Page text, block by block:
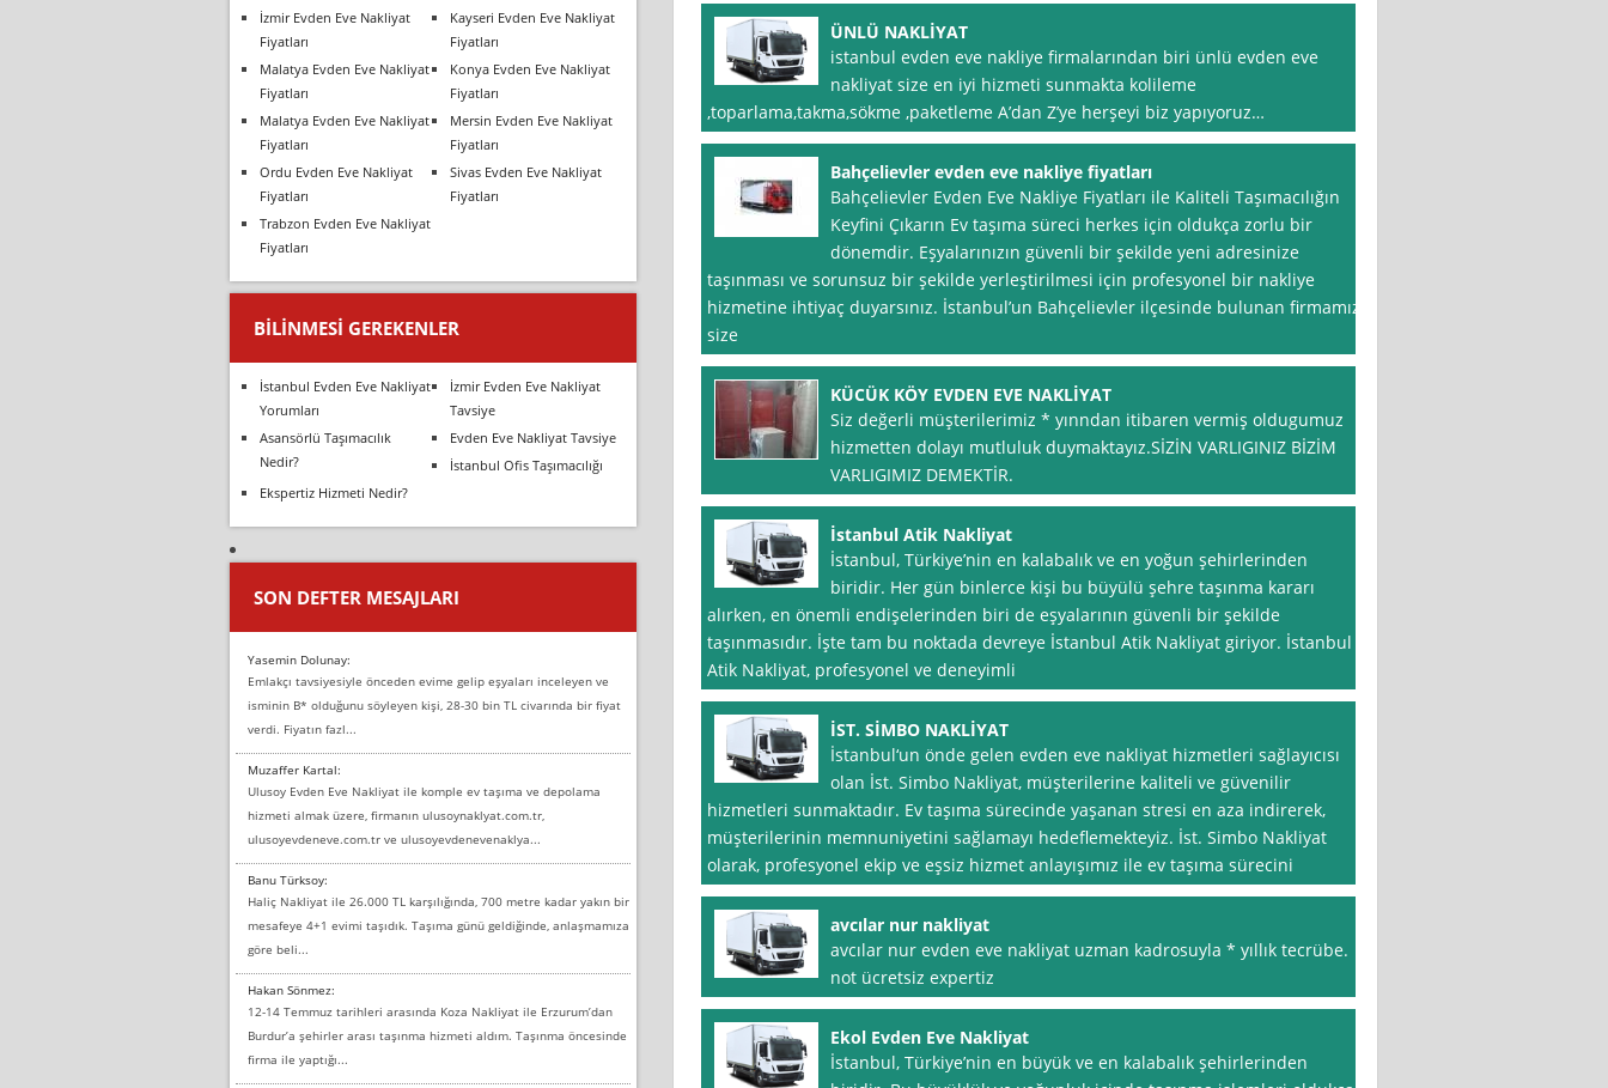
ÜNLÜ NAKLİYAT
istanbul evden eve nakliye firmalarından biri ünlü evden eve
nakliyat size en iyi hizmeti sunmakta kolileme
,toparlama,takma,sökme ,paketleme A’dan Z’ye herşeyi biz yapıyoruz…
Bahçelievler evden eve nakliye fiyatları
Bahçelievler Evden Eve Nakliye Fiyatları ile Kaliteli Taşımacılığın
Keyfini Çıkarın Ev taşıma süreci herkes için oldukça zorlu bir
dönemdir. Eşyalarınızın güvenli bir şekilde yeni adresinize
taşınması ve sorunsuz bir şekilde yerleştirilmesi için profesyonel bir nakliye
hizmetine ihtiyaç duyarsınız. İstanbul’un Bahçelievler ilçesinde bulunan firmamız,
size
KÜCÜK KÖY EVDEN EVE NAKLİYAT
Siz değerli müşterilerimiz * yınndan itibaren vermiş oldugumuz
hizmetten dolayı mutluluk duymaktayız.SİZİN VARLIGINIZ BİZİM
VARLIGIMIZ DEMEKTİR.
İstanbul Atik Nakliyat
İstanbul, Türkiye’nin en kalabalık ve en yoğun şehirlerinden
biridir. Her gün binlerce kişi bu büyülü şehre taşınma kararı
alırken, en önemli endişelerinden biri de eşyalarının güvenli bir şekilde
taşınmasıdır. İşte tam bu noktada devreye İstanbul Atik Nakliyat giriyor. İstanbul
Atik Nakliyat, profesyonel ve deneyimli
İST. SİMBO NAKLİYAT
İstanbul‘un önde gelen evden eve nakliyat hizmetleri sağlayıcısı
olan İst. Simbo Nakliyat, müşterilerine kaliteli ve güvenilir
hizmetleri sunmaktadır. Ev taşıma sürecinde yaşanan stresi en aza indirerek,
müşterilerinin memnuniyetini sağlamayı hedeflemekteyiz. İst. Simbo Nakliyat
olarak, profesyonel ekip ve eşsiz hizmet anlayışımız ile ev taşıma sürecini
avcılar nur nakliyat
avcılar nur evden eve nakliyat uzman kadrosuyla * yıllık tecrübe.
not ücretsiz expertiz
Ekol Evden Eve Nakliyat
İstanbul, Türkiye’nin en büyük ve en kalabalık şehirlerinden
İzmir Evden Eve Nakliyat
Fiyatları
Kayseri Evden Eve Nakliyat
Fiyatları
Malatya Evden Eve Nakliyat
Fiyatları
Konya Evden Eve Nakliyat
Fiyatları
Malatya Evden Eve Nakliyat
Fiyatları
Mersin Evden Eve Nakliyat
Fiyatları
Ordu Evden Eve Nakliyat
Fiyatları
Sivas Evden Eve Nakliyat
Fiyatları
Trabzon Evden Eve Nakliyat
Fiyatları
BILINMESI GEREKENLER
İstanbul Evden Eve Nakliyat
Yorumları
İzmir Evden Eve Nakliyat
Tavsiye
Asansörlü Taşımacılık
Nedir?
Evden Eve Nakliyat Tavsiye
İstanbul Ofis Taşımacılığı
Ekspertiz Hizmeti Nedir?
SON DEFTER MESAJLARI
Yasemin Dolunay:
Emlakçı tavsiyesiyle önceden evime gelip eşyaları inceleyen ve
isminin B* olduğunu söyleyen kişi, 28-30 bin TL civarında bir fiyat
verdi. Fiyatın fazl...
Muzaffer Kartal:
Ulusoy Evden Eve Nakliyat ile komple ev taşıma ve depolama
hizmeti almak üzere, firmanın ulusoynaklyat.com.tr,
ulusoyevdeneve.com.tr ve ulusoyevdenevenaklya...
Banu Türksoy:
Haliç Nakliyat ile 26.000 TL karşılığında, 700 metre kadar yakın bir
mesafeye 4+1 evimi taşıdık. Taşıma günü geldiğinde, anlaşmamıza
göre beli...
Hakan Sönmez:
12-14 Temmuz tarihleri arasında Koza Nakliyat ile Erzurum’dan
Burdur’a şehirler arası taşınma hizmeti aldım. Taşınma öncesinde
firma ile yaptığı...